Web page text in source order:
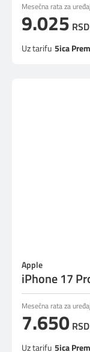
Mesečna rata za uređaj
9.025 RSD
Uz tarifu 5ica
Apple
iPhone 17
Mesečna rata za uređaj
7.650 RSD
Uz tarifu 5ica